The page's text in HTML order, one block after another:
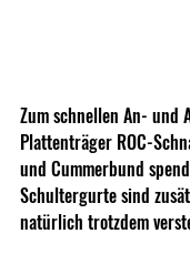
Zum schnellen An- und
Plattenträger ROC-
und Cummerbund
Schultergurte sind
natürlich trotzdem